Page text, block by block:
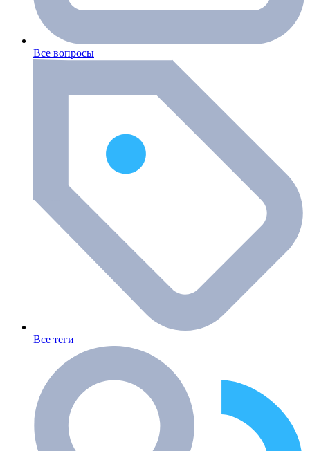
Все вопросы
Все теги